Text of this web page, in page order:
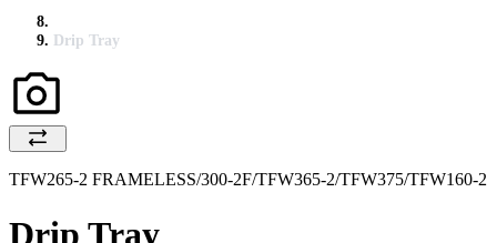
Drip Tray
TFW265-2 FRAMELESS/300-2F/TFW365-2/TFW375/TFW160-2
Drip Tray